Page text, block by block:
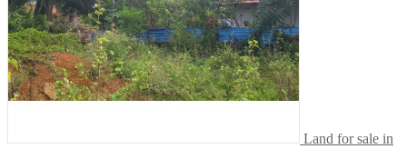
Land for sale in